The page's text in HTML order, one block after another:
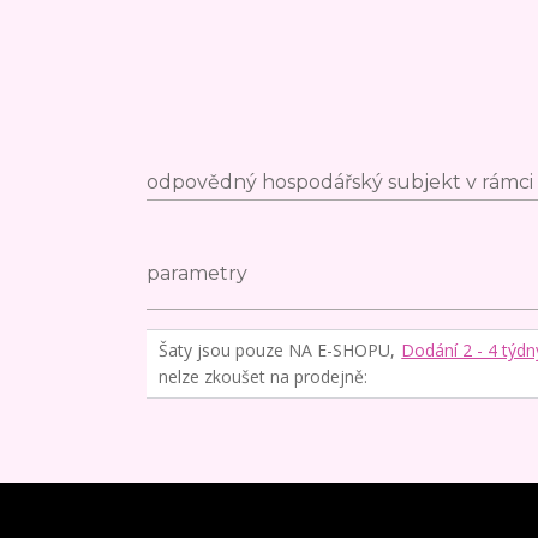
odpovědný hospodářský subjekt v
parametry
Šaty jsou pouze NA E-SHOPU,
nelze zkoušet na prodejně
Dodání 2 - 4